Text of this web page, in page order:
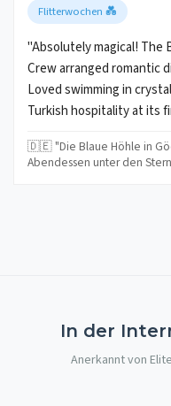
Flitterwochen 💑
"Absolutely magical! The
Crew arranged romantic
Loved swimming in
Turkish hospitality at its
🇩🇪 "Die Blaue Höhle in
Abendessen unter den
In der
Anerkannt von